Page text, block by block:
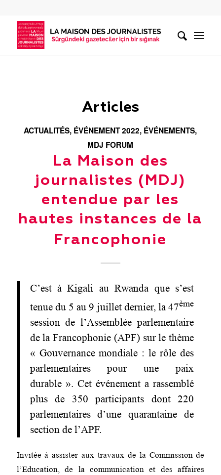
Articles
ACTUALITÉS, ÉVÉNEMENT 2022, ÉVÉNEMENTS,
MDJ FORUM
La Maison des
journalistes (MDJ)
entendue par les
hautes instances de la
Francophonie
C’est à Kigali au Rwanda que s’est
tenue du 5 au 9 juillet dernier, la 47ème
session de l’Assemblée parlementaire
de la Francophonie (APF) sur le thème
« Gouvernance mondiale : le rôle des
parlementaires pour une paix
durable ». Cet événement a rassemblé
plus de 350 participants dont 220
parlementaires d’une quarantaine de
section de l’APF.
Invitée à assister aux travaux de la Commission de
l’Education, de la communication et des affaires